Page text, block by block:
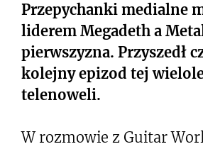
Przepychanki medialne
liderem Megadeth a
pierwszyzna. Przyszedł
kolejny epizod tej
telenoweli.
W rozmowie z Guitar